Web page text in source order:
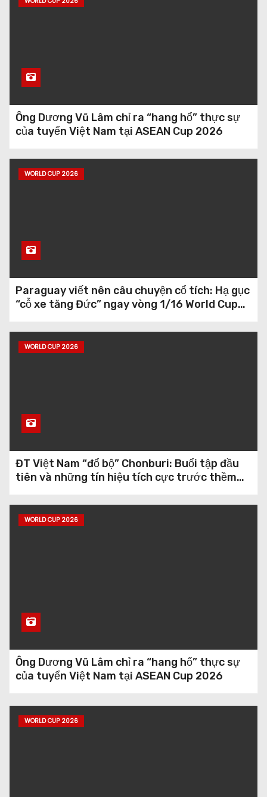
Ông Dương Vũ Lâm chỉ ra “hang hổ” thực sự
của tuyển Việt Nam tại ASEAN Cup 2026
WORLD CUP 2026
Paraguay viết nên câu chuyện cổ tích: Hạ gục
“cỗ xe tăng Đức” ngay vòng 1/16 World Cup
WORLD CUP 2026
ĐT Việt Nam “đổ bộ” Chonburi: Buổi tập đầu
tiên và những tín hiệu tích cực trước thềm
WORLD CUP 2026
Ông Dương Vũ Lâm chỉ ra “hang hổ” thực sự
của tuyển Việt Nam tại ASEAN Cup 2026
WORLD CUP 2026